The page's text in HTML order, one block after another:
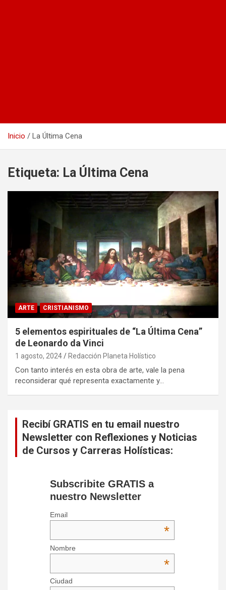
Inicio La Última Cena
Etiqueta: La Última Cena
ARTE CRISTIANISMO
5 elementos espirituales de “La Última Cena”
de Leonardo da Vinci
1 agosto, 2024 Redacción Planeta Holístico
Con tanto interés en esta obra de arte, vale la pena
reconsiderar qué representa exactamente y…
Recibí GRATIS en tu email nuestro
Newsletter con Reflexiones y Noticias
de Cursos y Carreras Holísticas:
Subscribite GRATIS a
nuestro Newsletter
Email
*
Nombre
*
Ciudad